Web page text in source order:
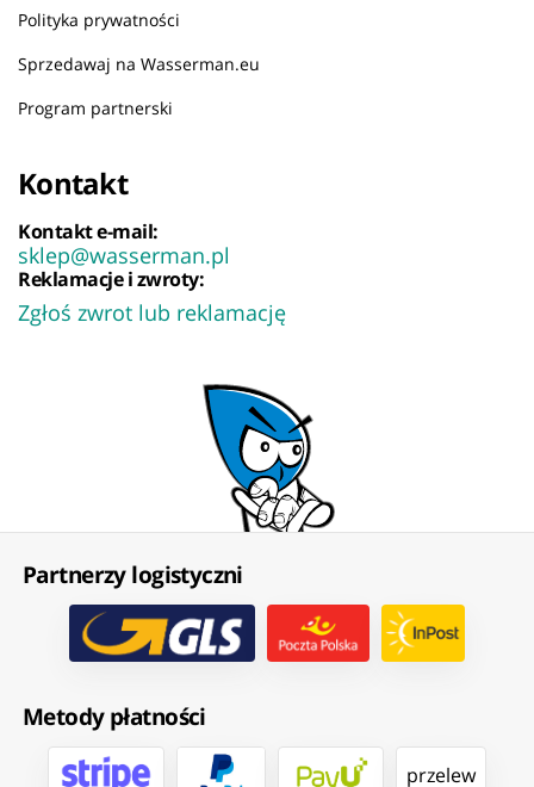
Polityka prywatności
Sprzedawaj na Wasserman.eu
Program partnerski
Kontakt
Kontakt e-mail:
sklep@wasserman.pl
Reklamacje i zwroty:
Zgłoś zwrot lub reklamację
Partnerzy logistyczni
Metody płatności
przelew